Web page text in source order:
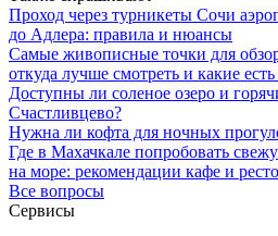
Проход через турникеты Сочи
до Адлера: правила и нюансы
Самые живописные точки для
откуда лучше смотреть и какие
Доступны ли соленое озеро и
Счастливцево?
Нужна ли кофта для ночных
Где в Махачкале попробовать
на море: рекомендации кафе и
Все вопросы
Сервисы